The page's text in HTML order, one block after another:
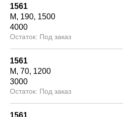
1561
М
190 1500
4000
Под заказ
1561
М 70 1200
3000
Под заказ
1561